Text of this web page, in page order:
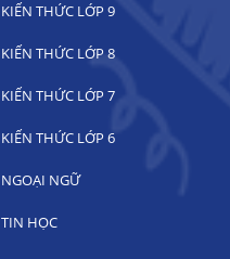
KIẾN THỨC LỚP 9
KIẾN THỨC LỚP 8
KIẾN THỨC LỚP 7
KIẾN THỨC LỚP 6
NGOẠI NGỮ
TIN HỌC